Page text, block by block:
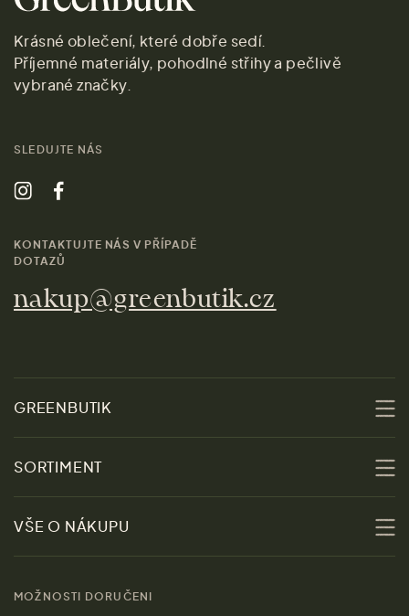
Krásné oblečení, které dobře sedí.
Příjemné materiály, pohodlné střihy a pečlivě
vybrané značky.
SLEDUJTE NÁS
KONTAKTUJTE NÁS V PŘÍPADĚ
DOTAZŮ
nakup@greenbutik.cz
GREENBUTIK
Udržitelnost
Obchody
SORTIMENT
Slevy
Ženy
Muži
VŠE O NÁKUPU
MOŽNOSTI DORUČENI